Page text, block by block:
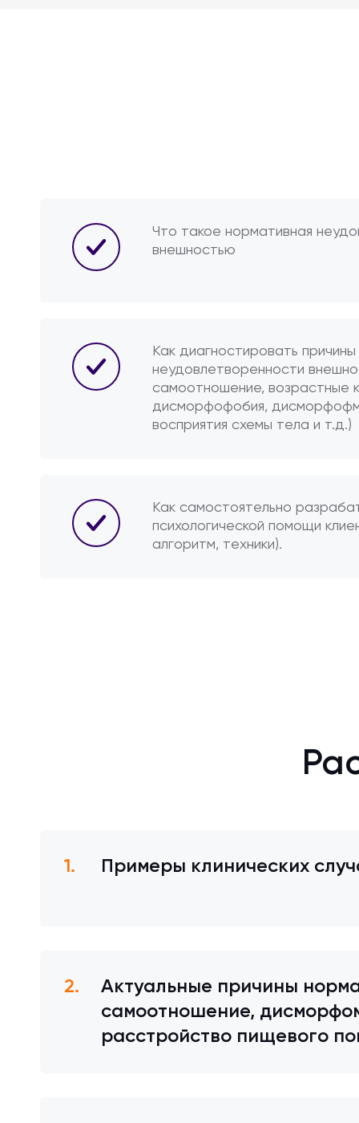
Что такое нормативная
внешностью
Как диагностировать
неудовлетворенности
самоотношение, возрастные
дисморфофобия,
восприятия схемы тела и т.д.)
Как самостоятельно
психологической помощи
алгоритм, техники).
Примеры клинических
Актуальные причины
самоотношение,
расстройство пищевого